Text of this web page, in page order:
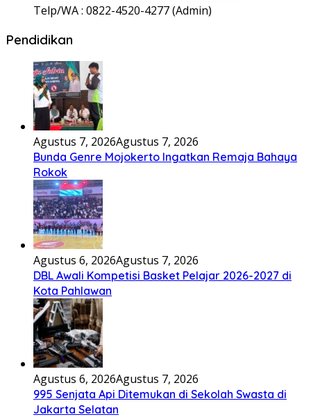
Telp/WA : 0822-4520-4277 (Admin)
Pendidikan
Agustus 7, 2026Agustus 7, 2026
Bunda Genre Mojokerto Ingatkan Remaja Bahaya
Rokok
Agustus 6, 2026Agustus 7, 2026
DBL Awali Kompetisi Basket Pelajar 2026-2027 di
Kota Pahlawan
Agustus 6, 2026Agustus 7, 2026
995 Senjata Api Ditemukan di Sekolah Swasta di
Jakarta Selatan